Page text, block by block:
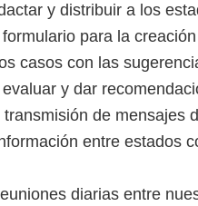
y distribuir a los
para la
casos con las
y dar
de mensajes
entre estados
diarias entre